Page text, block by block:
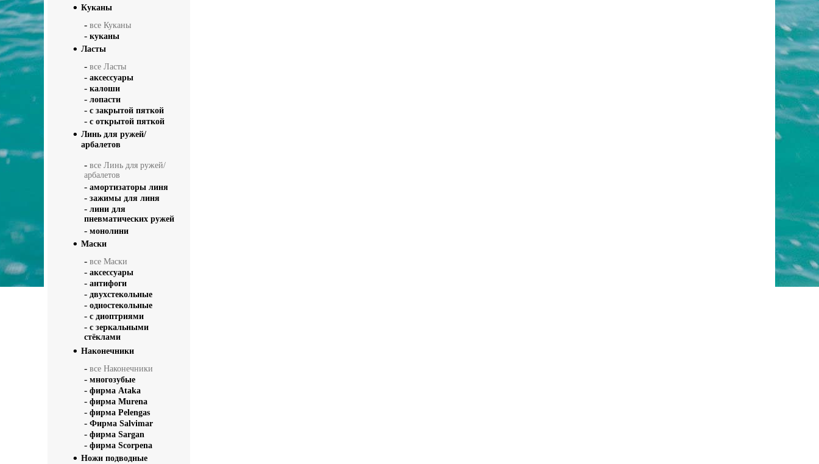
Куканы
- все Куканы
- куканы
Ласты
- все Ласты
- аксессуары
- калоши
- лопасти
- с закрытой пяткой
- с открытой пяткой
Линь для ружей/
арбалетов
- все Линь для ружей/
арбалетов
- амортизаторы линя
- зажимы для линя
- лини для
пневматических ружей
- монолини
Маски
- все Маски
- аксессуары
- антифоги
- двухстекольные
- одностекольные
- с диоптриями
- с зеркальными
стёклами
Наконечники
- все Наконечники
- многозубые
- фирма Ataka
- фирма Murena
- фирма Pelengas
- Фирма Salvimar
- фирма Sargan
- фирма Scorpena
Ножи подводные